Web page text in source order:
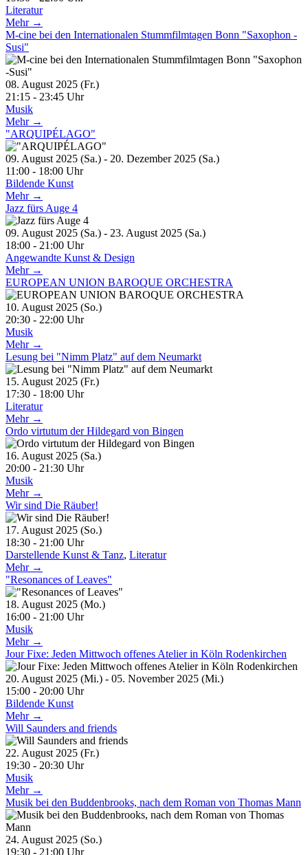
Literatur
Mehr →
M-cine bei den Internationalen Stummfilmtagen Bonn "Saxophon -
Susi"
08. August 2025 (Fr.)
21:15 - 23:45 Uhr
Musik
Mehr →
"ARQUIPÉLAGO"
09. August 2025 (Sa.) - 20. Dezember 2025 (Sa.)
11:00 - 18:00 Uhr
Bildende Kunst
Mehr →
Jazz fürs Auge 4
09. August 2025 (Sa.) - 23. August 2025 (Sa.)
18:00 - 21:00 Uhr
Angewandte Kunst & Design
Mehr →
EUROPEAN UNION BAROQUE ORCHESTRA
10. August 2025 (So.)
20:30 - 22:00 Uhr
Musik
Mehr →
Lesung bei "Nimm Platz" auf dem Neumarkt
15. August 2025 (Fr.)
17:30 - 18:00 Uhr
Literatur
Mehr →
Ordo virtutum der Hildegard von Bingen
16. August 2025 (Sa.)
20:00 - 21:30 Uhr
Musik
Mehr →
Wir sind Die Räuber!
17. August 2025 (So.)
18:30 - 21:00 Uhr
Darstellende Kunst & Tanz, Literatur
Mehr →
"Resonances of Leaves"
18. August 2025 (Mo.)
16:00 - 21:00 Uhr
Musik
Mehr →
Jour Fixe: Jeden Mittwoch offenes Atelier in Köln Rodenkirchen
20. August 2025 (Mi.) - 05. November 2025 (Mi.)
15:00 - 20:00 Uhr
Bildende Kunst
Mehr →
Will Saunders and friends
22. August 2025 (Fr.)
19:30 - 20:30 Uhr
Musik
Mehr →
Musik bei den Buddenbrooks, nach dem Roman von Thomas Mann
24. August 2025 (So.)
19:30 - 21:00 Uhr